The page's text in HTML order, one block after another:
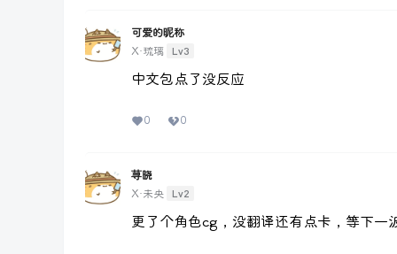
可爱的昵称
X·琉璃
Lv3
中文包点了没反应
0 0
荨晓
X·未央
Lv2
更了个角色cg，没翻译还有点卡，等下一